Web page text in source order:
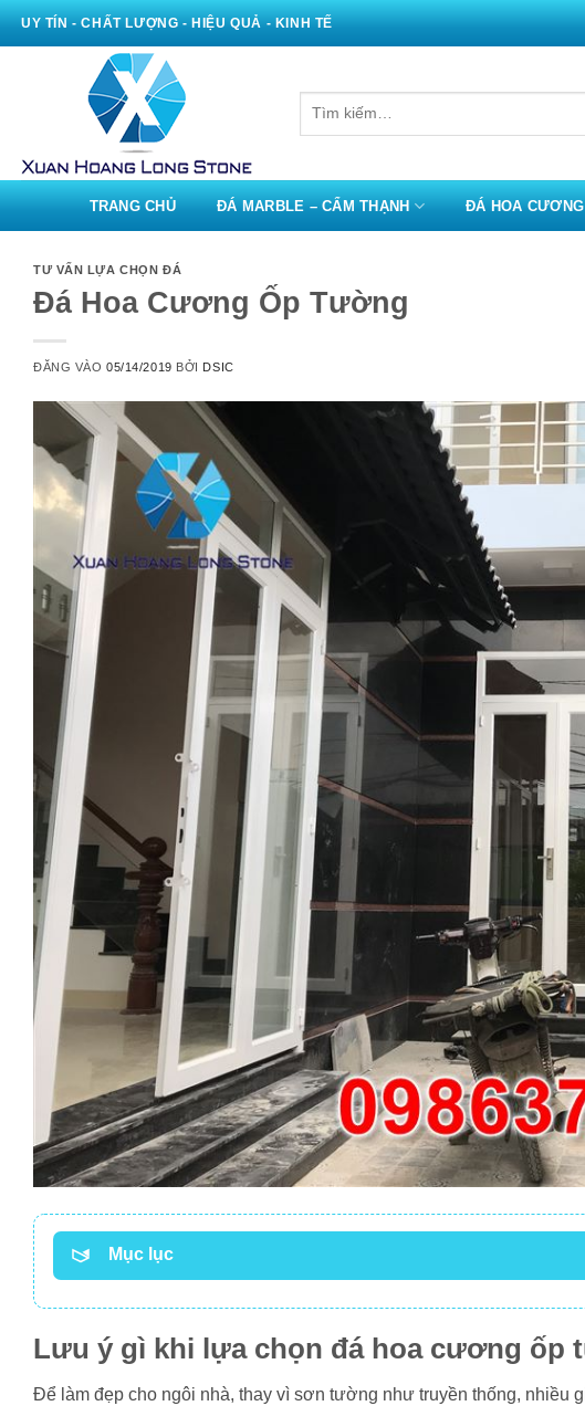
Bỏ
UY TÍN - CHẤT LƯỢNG - HIỆU QUẢ - KINH TẾ
kiếm:
TRANG CHỦ ĐÁ MARBLE – CẨM THẠNH ĐÁ HOA
TƯ VẤN LỰA CHỌN ĐÁ
Đá Hoa Cương Ốp Tường
ĐĂNG VÀO05/14/2019 BỞI DSIC
Mục lục
Lưu ý gì khi lựa chọn đá hoa cương ốp
Để làm đẹp cho ngôi nhà, thay vì sơn tường như truyền thống, nhiều